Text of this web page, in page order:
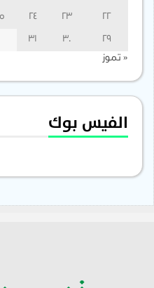
22
23
24
25
29
30
31
« تموز
الفيس بوك